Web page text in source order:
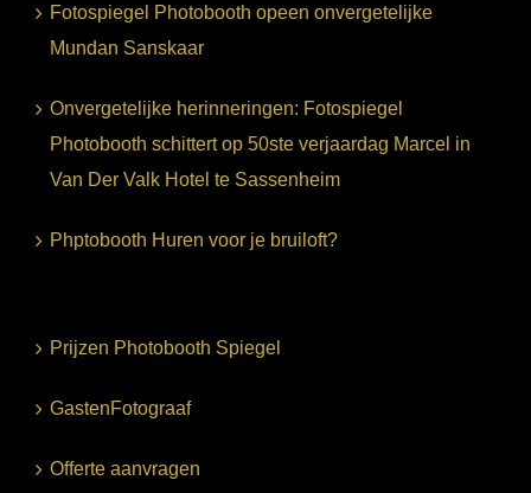
Fotospiegel Photobooth opeen onvergetelijke
Mundan Sanskaar
Onvergetelijke herinneringen: Fotospiegel
Photobooth schittert op 50ste verjaardag Marcel in
Van Der Valk Hotel te Sassenheim
Phptobooth Huren voor je bruiloft?
Prijzen Photobooth Spiegel
GastenFotograaf
Offerte aanvragen